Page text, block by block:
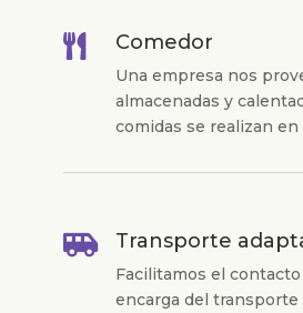
 Comedor
Una empresa nos
almacenadas y
comidas se realizan en
 Transporte
Facilitamos el
encarga del transporte